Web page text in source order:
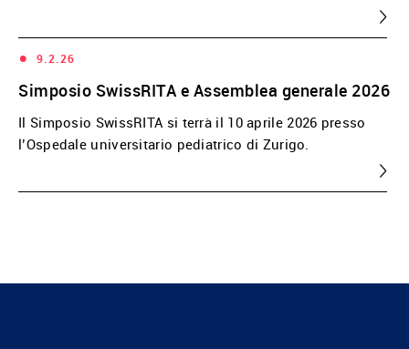
• 9.2.26
Simposio SwissRITA e Assemblea generale 2026
Il Simposio SwissRITA si terrà il 10 aprile 2026 presso
l’Ospedale universitario pediatrico di Zurigo.